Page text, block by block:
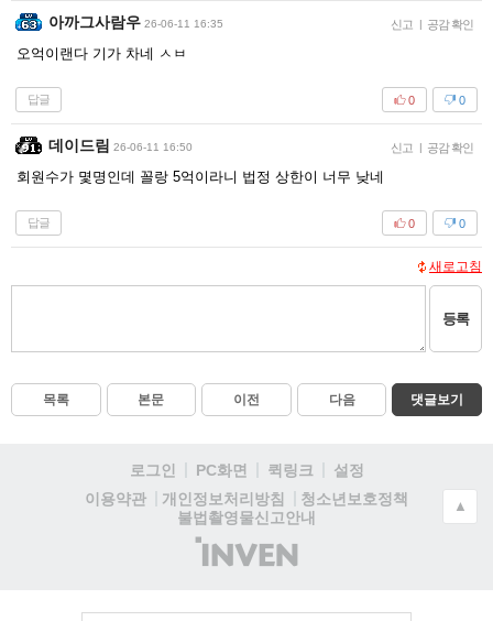
아까그사람우 26-06-11 16:35 신고 | 공감 확인
오억이랜다 기가 차네 ㅅㅂ
답글 0
0
데이드림 26-06-11 16:50 신고 | 공감 확인
회원수가 몇명인데 꼴랑 5억이라니 법정 상한이 너무 낮네
답글 0
0
새로고침
등록
목록 본문 이전 다음 댓글보기
로그인 PC화면 퀵링크
설정
이용약관
개인정보처리방침
청소년보호정책
불법촬영물신고안내
(주)
인
▲